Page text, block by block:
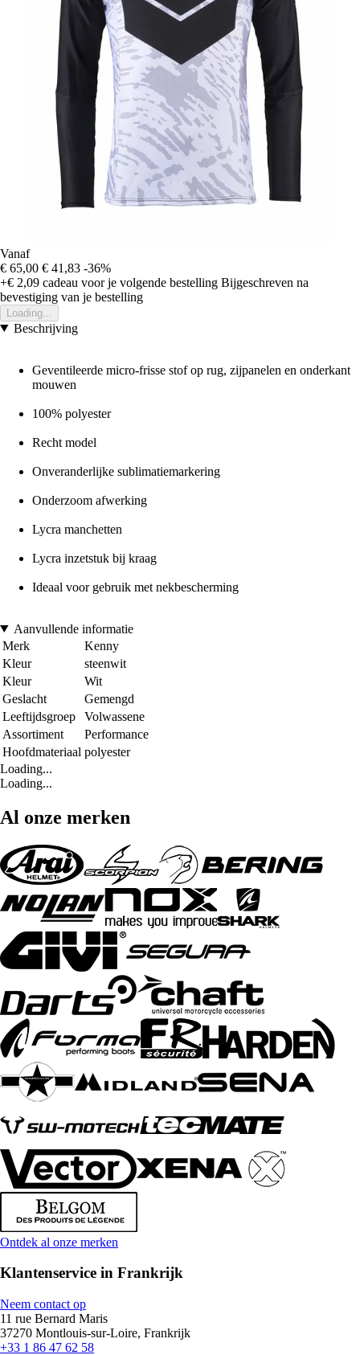
Vanaf
€ 65,00 € 41,83 -36%
+€ 2,09 cadeau voor je volgende bestelling Bijgeschreven na
bevestiging van je bestelling
Loading...
Beschrijving
Geventileerde micro-frisse stof op rug, zijpanelen en onderkant
mouwen
100% polyester
Recht model
Onveranderlijke sublimatiemarkering
Onderzoom afwerking
Lycra manchetten
Lycra inzetstuk bij kraag
Ideaal voor gebruik met nekbescherming
Aanvullende informatie
Merk
Kenny
Kleur
steenwit
Kleur
Wit
Geslacht
Gemengd
Leeftijdsgroep
Volwassene
Assortiment
Performance
Hoofdmateriaal polyester
Loading...
Loading...
Al onze merken
Ontdek al onze merken
Klantenservice in Frankrijk
Neem contact op
11 rue Bernard Maris
37270 Montlouis-sur-Loire, Frankrijk
+33 1 86 47 62 58